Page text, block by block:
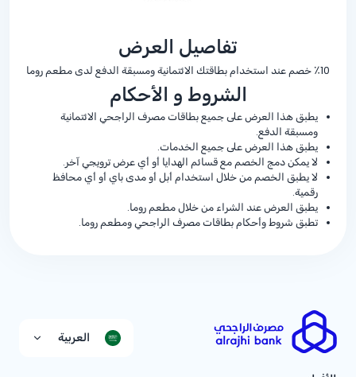
تفاصيل العرض
٪10 خصم عند استخدام بطاقتك الائتمانية ومسبقة الدفع لدى مطعم روما
الشروط و الأحكام
يطبق هذا العرض على جميع بطاقات مصرف الراجحي الائتمانية
ومسبقة الدفع.
يطبق هذا العرض على جميع الخدمات.
لا يمكن دمج الخصم مع قسائم الهدايا أو أي عرض ترويجي آخر.
لا يطبق الخصم من خلال استخدام أبل أو مدى باي أو أي محافظ
رقمية.
يطبق العرض عند الشراء من خلال مطعم روما.
تطبق شروط وأحكام بطاقات مصرف الراجحي ومطعم روما.
العربية